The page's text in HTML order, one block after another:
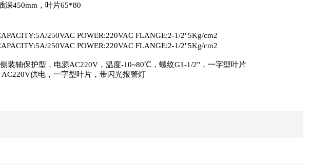
深450mm ，叶片65*80
250VAC POWER:220VAC FLANGE:2-1/2"5Kg/cm2
250VAC POWER:220VAC FLANGE:2-1/2"5Kg/cm2
装轴保护型，电源AC220V ，温度-10~80℃，螺纹G1-1/2"，一字型叶片
AC220V供电，一字型叶片，带闪光报警灯